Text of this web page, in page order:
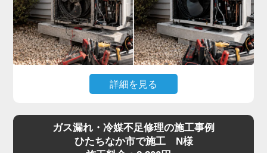
で、詰まりの位置、本体の傾き、ドレンパンの劣
化、ホース接続部のパッキン硬化、排水経路のトラ
ップ部詰まりなど原因は複数あり、表面だけの対処
では再発することがあります。
水漏れを放置すると、壁紙のシミ・床材の腐食・階
下への漏水被害につながり、修繕費が高額になる可
全体を内視鏡で点検し、ドレンパンの状態確認・ホ
ースおよびパッキン交換・本体取り付け状態の調整
詳細を見る
振動・騒音が大きいといった症状は、ファンモータ
ーの劣化やファン羽根の歪み、コンプレッサーの異
ガス漏れ・冷媒不足修理の施工事例
ひたちなか市で施工 N様